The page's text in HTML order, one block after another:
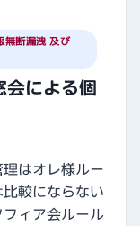
無断漏洩 及び
会による個
はオレ様ルー
較にならない
ィア会ルール